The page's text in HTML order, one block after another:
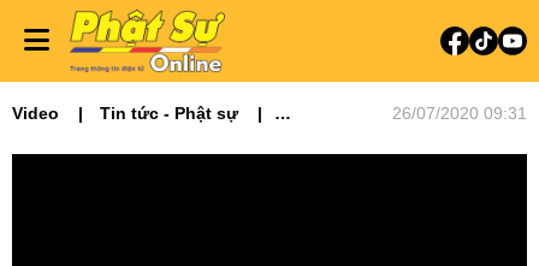
Video
Tin tức - Phật sự
26/07/2020 09:31